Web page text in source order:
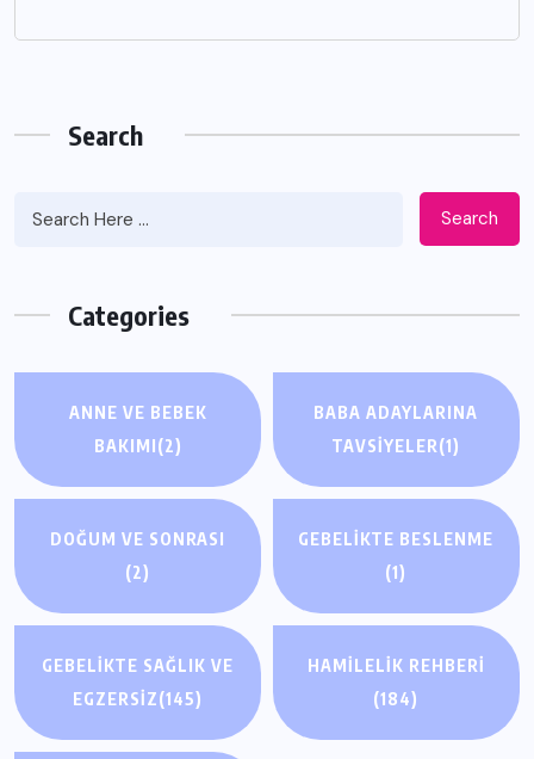
Search
Search
Categories
ANNE VE BEBEK
BAKIMI(2)
BABA ADAYLARINA
TAVSIYELER(1)
DOĞUM VE SONRASI
(2)
GEBELIKTE BESLENME
(1)
GEBELIKTE SAĞLIK VE
EGZERSIZ(145)
HAMILELIK REHBERI
(184)